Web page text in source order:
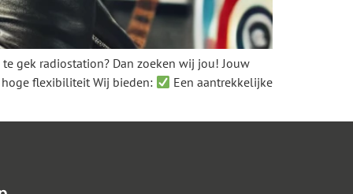
gek radiostation? Dan zoeken wij jou! Jouw
flexibiliteit Wij bieden:
Een aantrekkelijke